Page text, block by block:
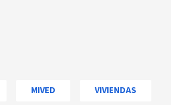
MIVED VIVIENDAS